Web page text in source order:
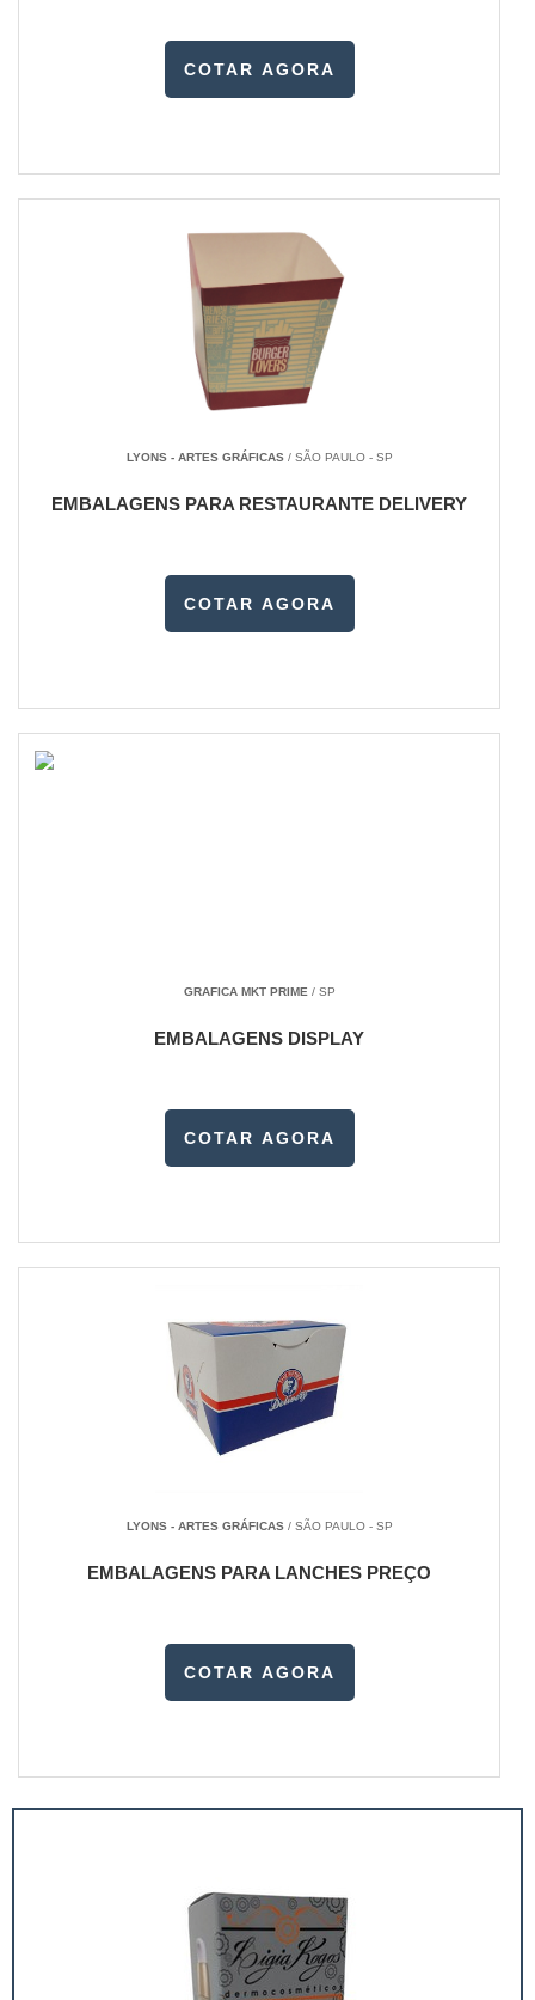
COTAR AGORA
LYONS - ARTES GRÁFICAS/ SÃO PAULO - SP
EMBALAGENS PARA RESTAURANTE DELIVERY
COTAR AGORA
GRAFICA MKT PRIME/ SP
EMBALAGENS DISPLAY
COTAR AGORA
LYONS - ARTES GRÁFICAS/ SÃO PAULO - SP
EMBALAGENS PARA LANCHES PREÇO
COTAR AGORA